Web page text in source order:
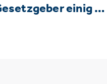
einig …